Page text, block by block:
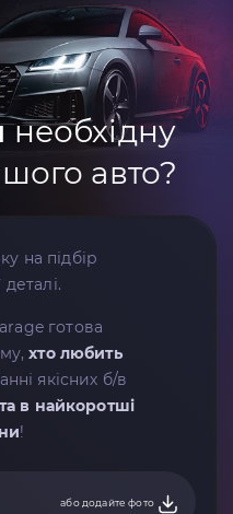
необхідну
авто?
на підбір
деталі.
готова
хто любить
якісних б/в
в найкоротші
!
або додайте фото